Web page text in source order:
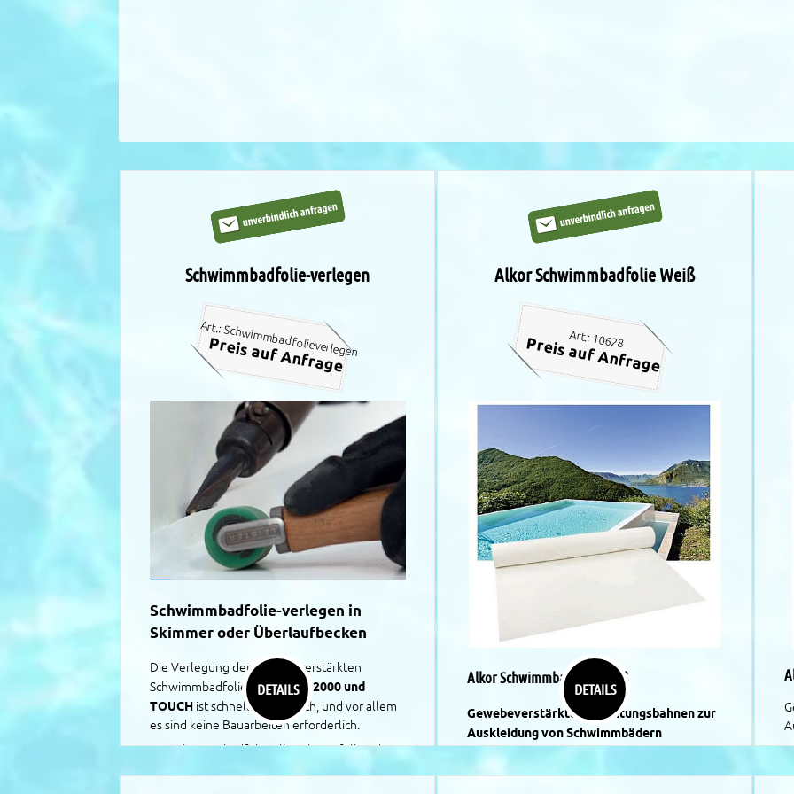
Schwimmbadfolie-verlegen
Art.: Schwimmbadfolieverlegen
Preis auf Anfrage
Schwimmbadfolie-verlegen in
Skimmer oder Überlaufbecken
Die Verlegung der gewebeverstärkten
Schwimmbadfolie
Alkor Plan 2000 und
TOUCHist schnell und einfach, und vor allem
es sind keine Bauarbeiten erforderlich.
Die Schwimmbadfolie AlkorPlan erfüllen die
DETAILS
Alkor Schwimmbadfolie Weiß
Art.: 10628
Preis auf Anfrage
Alkor Schwimmbadfolie Weiß
Gewebeverstärkte Abdichtungsbahnen zur
Auskleidung von Schwimmbädern
RENOLIT Alkor-Plan ist die ideale Auskleidung
sowohl für privat genutzte Pools als auch
DETAILS